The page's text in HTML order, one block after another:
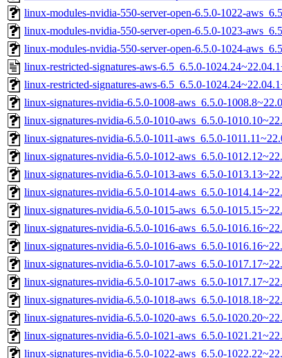
linux-modules-nvidia-550-server-open-6.5.0-1022-
linux-modules-nvidia-550-server-open-6.5.0-1023-
linux-modules-nvidia-550-server-open-6.5.0-1024-
linux-restricted-signatures-aws-6.5_6.5.0-
linux-restricted-signatures-aws-6.5_6.5.0-
linux-signatures-nvidia-6.5.0-1008-aws_6.5.0-
linux-signatures-nvidia-6.5.0-1010-aws_6.5.0-
linux-signatures-nvidia-6.5.0-1011-aws_6.5.0-
linux-signatures-nvidia-6.5.0-1012-aws_6.5.0-
linux-signatures-nvidia-6.5.0-1013-aws_6.5.0-
linux-signatures-nvidia-6.5.0-1014-aws_6.5.0-
linux-signatures-nvidia-6.5.0-1015-aws_6.5.0-
linux-signatures-nvidia-6.5.0-1016-aws_6.5.0-
linux-signatures-nvidia-6.5.0-1016-aws_6.5.0-
linux-signatures-nvidia-6.5.0-1017-aws_6.5.0-
linux-signatures-nvidia-6.5.0-1017-aws_6.5.0-
linux-signatures-nvidia-6.5.0-1018-aws_6.5.0-
linux-signatures-nvidia-6.5.0-1020-aws_6.5.0-
linux-signatures-nvidia-6.5.0-1021-aws_6.5.0-
linux-signatures-nvidia-6.5.0-1022-aws_6.5.0-